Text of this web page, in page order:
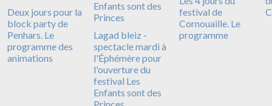
Deux jours pour la
block party de
Penhars. Le
programme des
animations
Lagad bleiz -
spectacle mardi à
l'Éphémère pour
l'ouverture du
festival Les
Enfants sont des
Princes
festival de
Cornouaille. Le
programme